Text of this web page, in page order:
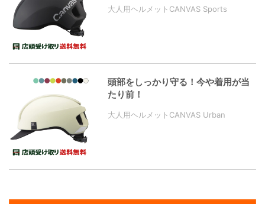
大人用ヘルメットCANVAS Sports
頭部をしっかり守る！今や着用が当
たり前！
大人用ヘルメットCANVAS Urban